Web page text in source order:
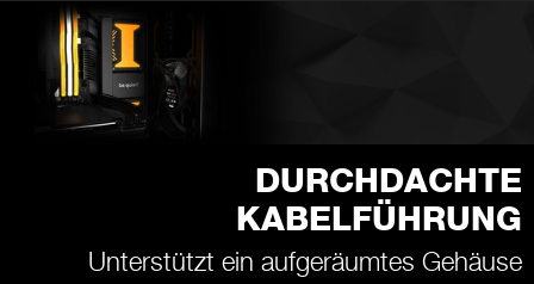
DURCHDACHTE
KABELFÜHRUNG
Unterstützt ein aufgeräumtes Gehäuse